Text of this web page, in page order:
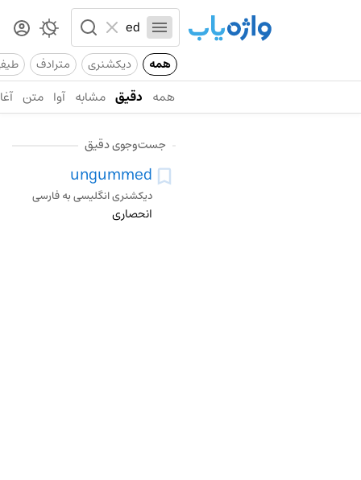
همه دیکشنری مترادف
همه دقیق مشابه آوا متن
جست‌وجوی دقیق
ungummed
دیکشنری انگلیسی به فارسی
انحصاری